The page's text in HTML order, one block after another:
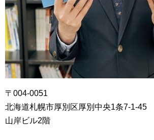
〒004-0051
北海道札幌市厚別区厚別中央1条7-1-45
山岸ビル2階